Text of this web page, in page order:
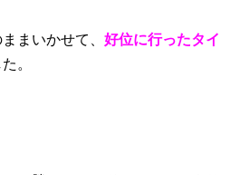
まいかせて、 好位に行ったタイ
。